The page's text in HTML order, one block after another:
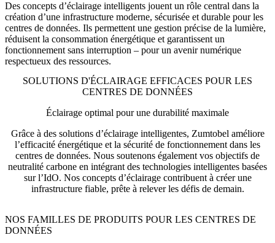
Des concepts d’éclairage intelligents jouent un rôle central dans la
création d’une infrastructure moderne, sécurisée et durable pour les
centres de données. Ils permettent une gestion précise de la lumière,
réduisent la consommation énergétique et garantissent un
fonctionnement sans interruption – pour un avenir numérique
respectueux des ressources.
SOLUTIONS D'ÉCLAIRAGE EFFICACES POUR LES
CENTRES DE DONNÉES
Éclairage optimal pour une durabilité maximale
Grâce à des solutions d’éclairage intelligentes, Zumtobel améliore
l’efficacité énergétique et la sécurité de fonctionnement dans les
centres de données. Nous soutenons également vos objectifs de
neutralité carbone en intégrant des technologies intelligentes basées
sur l’IdO. Nos concepts d’éclairage contribuent à créer une
infrastructure fiable, prête à relever les défis de demain.
NOS FAMILLES DE PRODUITS POUR LES CENTRES DE
DONNÉES